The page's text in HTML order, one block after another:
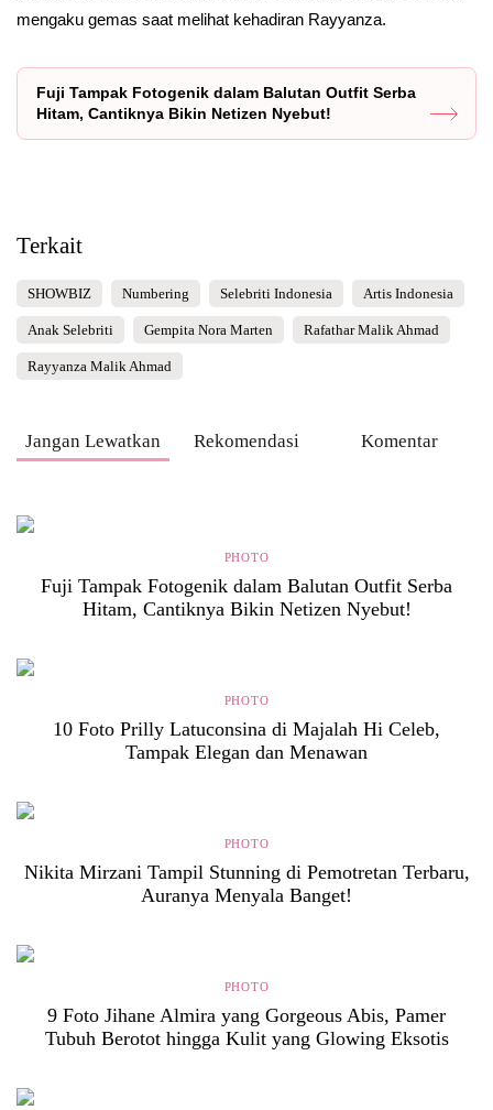
mengaku gemas saat melihat kehadiran Rayyanza.
Fuji Tampak Fotogenik dalam Balutan Outfit Serba
Hitam, Cantiknya Bikin Netizen Nyebut!
Terkait
SHOWBIZ Numbering Selebriti Indonesia Artis Indonesia
Anak Selebriti Gempita Nora Marten Rafathar Malik Ahmad
Rayyanza Malik Ahmad
Jangan Lewatkan Rekomendasi Komentar
PHOTO
Fuji Tampak Fotogenik dalam Balutan Outfit Serba
Hitam, Cantiknya Bikin Netizen Nyebut!
PHOTO
10 Foto Prilly Latuconsina di Majalah Hi Celeb,
Tampak Elegan dan Menawan
PHOTO
Nikita Mirzani Tampil Stunning di Pemotretan Terbaru,
Auranya Menyala Banget!
PHOTO
9 Foto Jihane Almira yang Gorgeous Abis, Pamer
Tubuh Berotot hingga Kulit yang Glowing Eksotis